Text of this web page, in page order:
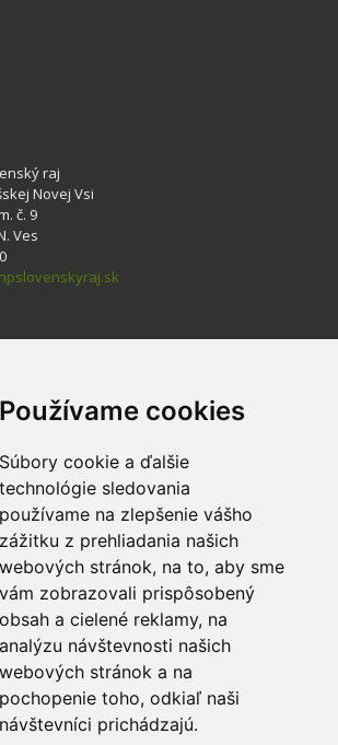
Používame cookies
Súbory cookie a ďalšie
technológie sledovania
používame na zlepšenie vášho
zážitku z prehliadania našich
webových stránok, na to, aby sme
vám zobrazovali prispôsobený
obsah a cielené reklamy, na
analýzu návštevnosti našich
webových stránok a na
pochopenie toho, odkiaľ naši
návštevníci prichádzajú.
raj
Novej Vsi
č. 9
Ves